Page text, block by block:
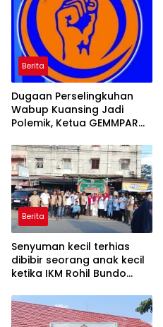
Berita
Dugaan Perselingkuhan
Wabup Kuansing Jadi
Polemik, Ketua GEMMPAR
Bisa Dilaporkan
Berita
Senyuman kecil terhias
dibibir seorang anak kecil
ketika IKM Rohil Bundo
gratis di ujung tanjung